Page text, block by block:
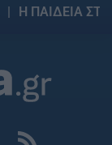
Η ΠΑΙΔΕΙΑ